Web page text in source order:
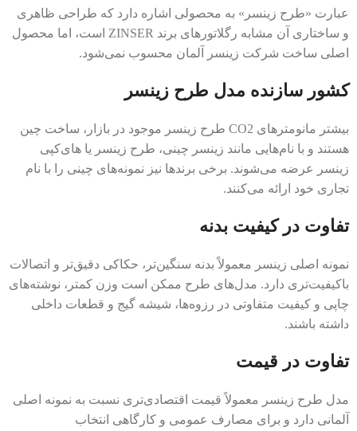
عبارت «طرح زینسر» به محصولی اشاره دارد که طراحی ظاهری
و ساختاری آن مشابه رگلاتورهای برند ZINSER است، اما محصول
اصلی ساخت شرکت زینسر آلمان محسوب نمی‌شود.
کشور سازنده مدل طرح زینسر
بیشتر مانومترهای CO2 طرح زینسر موجود در بازار، ساخت چین
هستند و با نام‌هایی مانند زینسر چینی، طرح زینسر یا های‌کپی
زینسر عرضه می‌شوند. برخی برندها نیز نمونه‌های چینی را با نام
تجاری خود ارائه می‌کنند.
تفاوت در کیفیت بدنه
نمونه اصلی زینسر معمولاً بدنه سنگین‌تر، حکاکی دقیق‌تر و اتصالات
باکیفیت‌تری دارد. مدل‌های طرح ممکن است وزن کمتر، نوشته‌های
چاپی و کیفیت متفاوتی در رزوه‌ها، شیشه گیج و قطعات داخلی
داشته باشند.
تفاوت در قیمت
مدل طرح زینسر معمولاً قیمت اقتصادی‌تری نسبت به نمونه اصلی
آلمانی دارد و برای مصارف عمومی و کارگاهی انتخاب